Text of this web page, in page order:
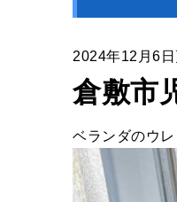
2024年12月6
倉敷市
ベランダのウレ